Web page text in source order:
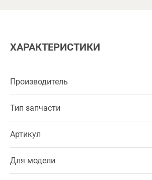
ХАРАКТЕРИСТИКИ
Производитель
Тип запчасти
Артикул
Для модели